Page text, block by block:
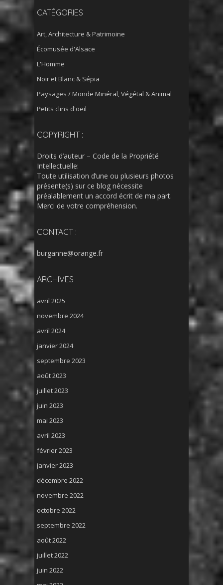
CATÉGORIES
Art, Architecture & Patrimoine
Écomusée d'Alsace
L'Homme
Noir et Blanc & Sépia
Paysages / Monde Minéral, Végétal & Animal
Petits clins d'oeil
COPYRIGHT :
Droits d’auteur – Code de la Propriété
Intellectuelle:
Toute utilisation d’une ou plusieurs photos
présente(s) sur ce blog nécessite
préalablement un accord écrit de ma part.
Merci de votre compréhension.
CONTACT :
burganne@orange.fr
ARCHIVES
avril 2025
novembre 2024
avril 2024
janvier 2024
septembre 2023
août 2023
juillet 2023
juin 2023
mai 2023
avril 2023
février 2023
janvier 2023
décembre 2022
novembre 2022
octobre 2022
septembre 2022
août 2022
juillet 2022
juin 2022